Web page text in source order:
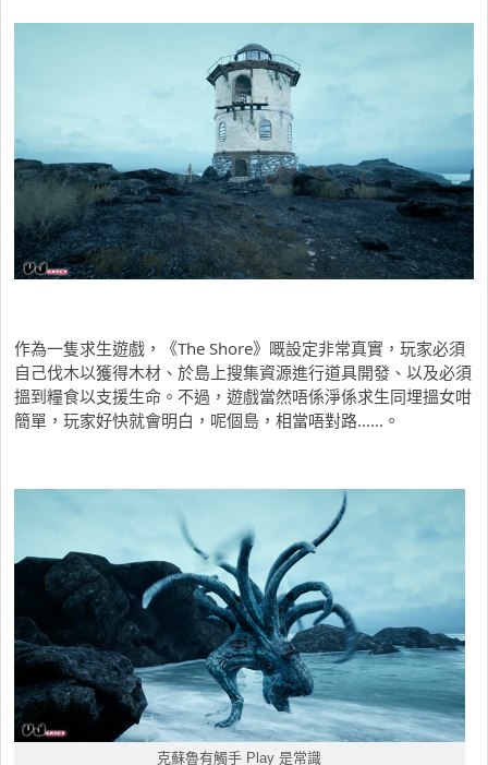
作為一隻求生遊戲，《The Shore》嘅設定非常真實，玩家必須
自己伐木以獲得木材、於島上搜集資源進行道具開發、以及必須
搵到糧食以支援生命。不過，遊戲當然唔係淨係求生同埋搵女咁
簡單，玩家好快就會明白，呢個島，相當唔對路……。
克蘇魯有觸手 Play 是常識